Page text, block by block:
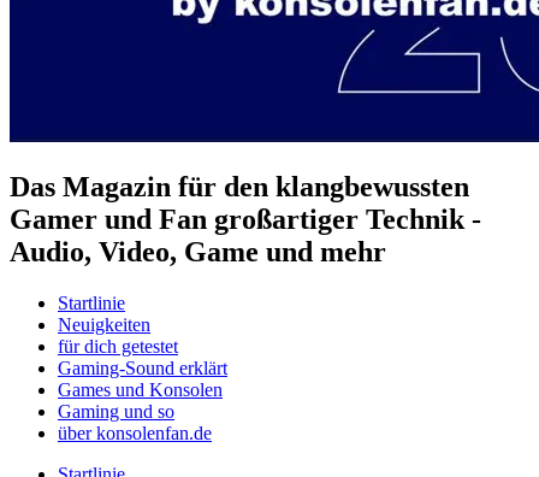
Das Magazin für den klangbewussten
Gamer und Fan großartiger Technik -
Audio, Video, Game und mehr
Startlinie
Neuigkeiten
für dich getestet
Gaming-Sound erklärt
Games und Konsolen
Gaming und so
über konsolenfan.de